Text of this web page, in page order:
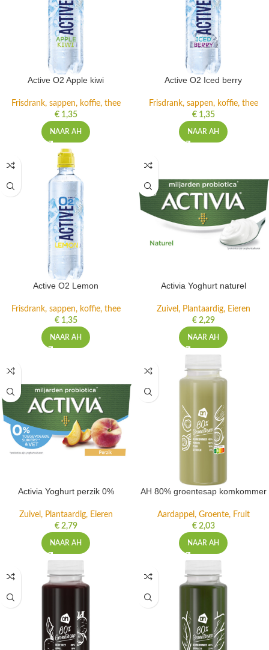
Active O2 Apple kiwi
Frisdrank, sappen, koffie, thee
€1,35
NAAR AH
Active O2 Iced berry
Frisdrank, sappen, koffie, thee
€1,35
NAAR AH
Active O2 Lemon
Frisdrank, sappen, koffie, thee
€1,35
NAAR AH
Activia Yoghurt naturel
Zuivel, Plantaardig, Eieren
€2,29
NAAR AH
Activia Yoghurt perzik 0%
Zuivel, Plantaardig, Eieren
€2,79
NAAR AH
AH 80% groentesap komkommer
Aardappel, Groente, Fruit
€2,03
NAAR AH